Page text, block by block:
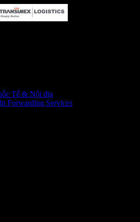
Tế & Nội địa
Forwarding Services